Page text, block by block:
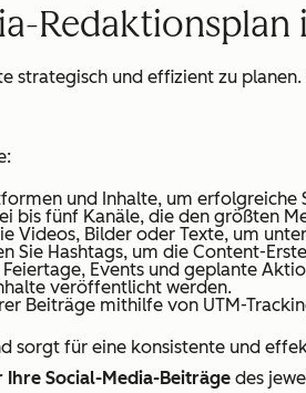
Redaktionsplan
strategisch und effizient zu
und Inhalte, um
bis fünf Kanäle, die den größten
Videos, Bilder oder Texte, um
Sie Hashtags, um die Content-
Events und geplante
veröffentlicht werden.
Beiträge mithilfe von UTM-
für eine konsistente und
Ihre Social-Media-Beiträge des